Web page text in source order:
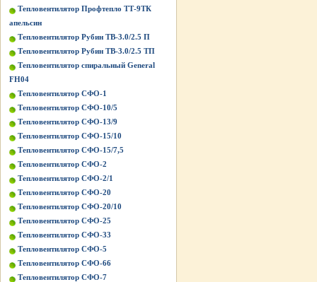
Тепловентилятор Профтепло ТТ-9ТК
апельсин
Тепловентилятор Рубин ТВ-3.0/2.5 П
Тепловентилятор Рубин ТВ-3.0/2.5 ТП
Тепловентилятор спиральный General
FH04
Тепловентилятор СФО-1
Тепловентилятор СФО-10/5
Тепловентилятор СФО-13/9
Тепловентилятор СФО-15/10
Тепловентилятор СФО-15/7,5
Тепловентилятор СФО-2
Тепловентилятор СФО-2/1
Тепловентилятор СФО-20
Тепловентилятор СФО-20/10
Тепловентилятор СФО-25
Тепловентилятор СФО-33
Тепловентилятор СФО-5
Тепловентилятор СФО-66
Тепловентилятор СФО-7